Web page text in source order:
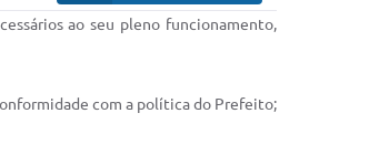
ao seu pleno funcionamento,
com a política do Prefeito;